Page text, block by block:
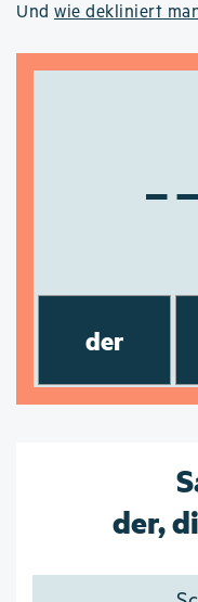
Und wie dekliniert
der
der,